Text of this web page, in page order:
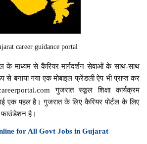
career guidance portal
के माध्यम से कैरियर मार्गदर्शन सेवाओं के साथ-साथ
से बनाया गया एक मोबाइल फ्रेंडली ऐप भी प्राप्त कर
गुजरात स्कूल शिक्षा कार्यक्रम
एक पहल है। गुजरात के लिए कैरियर पोर्टल के लिए
फाउंडेशन है।
for All Govt Jobs in Gujarat